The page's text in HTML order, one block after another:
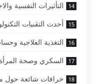
التأثيرات النفسية
أحدث التقنيات
التغذية العلاجية
السكري وصحة
خرافات شائعة